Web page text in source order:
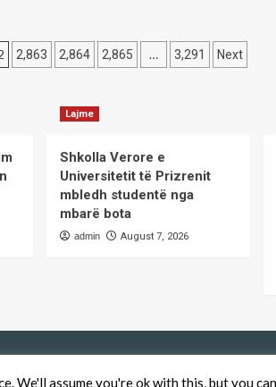
botë
nga
2,863 2,864 2,865 … 3,291 Next
Lajme
Shkolla Verore e
Universitetit të Prizrenit
mbledh studentë nga
mbarë bota
admin August 7, 2026
We'll assume you're ok with this, but you